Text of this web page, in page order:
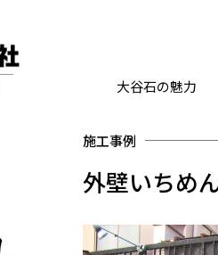
大谷石の魅力
施工事例
外壁いちめ